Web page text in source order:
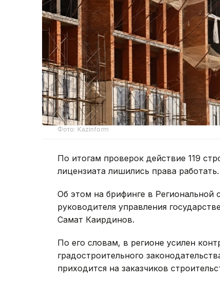
Фото: Kazinform
По итогам проверок действие 119
лицензиата лишились права работать.
Об этом на брифинге в
руководителя управления
Самат Каирдинов.
По его словам, в регионе усилен
градостроительного
приходится на заказчиков